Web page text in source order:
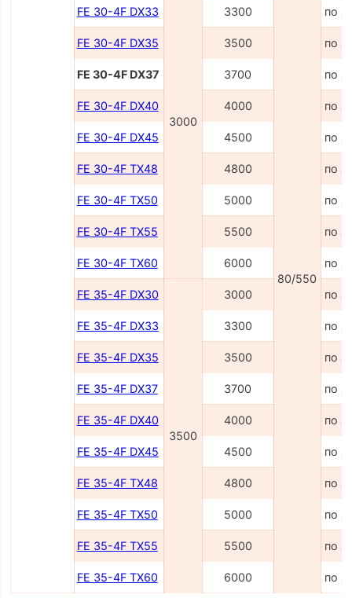
3000
80/550
FE 30-4F DX33 3300 по
FE 30-4F DX35 3500 по
FE 30-4F DX37 3700 по
FE 30-4F DX40 4000 по
FE 30-4F DX45 4500 по
FE 30-4F TX48 4800 по
FE 30-4F TX50 5000 по
FE 30-4F TX55 5500 по
FE 30-4F TX60 6000 по
FE 35-4F DX30
3500
3000 по
FE 35-4F DX33 3300 по
FE 35-4F DX35 3500 по
FE 35-4F DX37 3700 по
FE 35-4F DX40 4000 по
FE 35-4F DX45 4500 по
FE 35-4F TX48 4800 по
FE 35-4F TX50 5000 по
FE 35-4F TX55 5500 по
FE 35-4F TX60 6000 по